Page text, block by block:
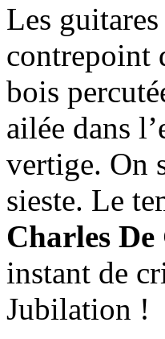
Les
contrepoint
bois
ailée dans
vertige. On
sieste. Le
Charles De
instant de
Jubilation !